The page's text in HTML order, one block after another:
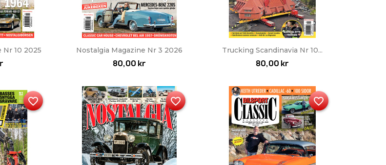
Nr 10 2025 Snabbvy
Nostalgia Magazine Nr 3 2026
80,00 kr
Snabbvy
Trucking Scandinavia Nr 10...
80,00 kr
favorite_border favorite_border favorite_border